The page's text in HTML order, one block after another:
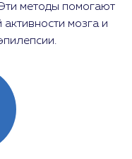
методы помогают
мозга и